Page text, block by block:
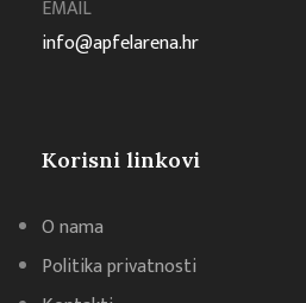
EMAIL
info@apfelarena.hr
Korisni linkovi
O nama
Politika privatnosti